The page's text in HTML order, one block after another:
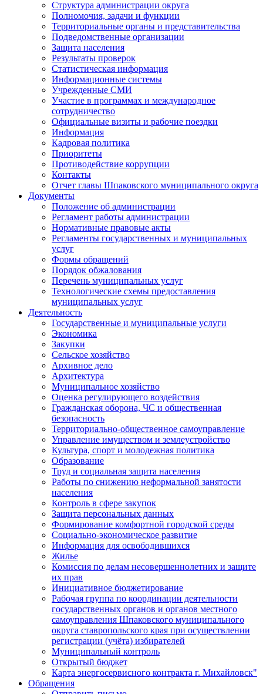
Структура администрации округа
Полномочия, задачи и функции
Территориальные органы и представительства
Подведомственные организации
Защита населения
Результаты проверок
Статистическая информация
Информационные системы
Учрежденные СМИ
Участие в программах и международное
сотрудничество
Официальные визиты и рабочие поездки
Информация
Кадровая политика
Приоритеты
Противодействие коррупции
Контакты
Отчет главы Шпаковского муниципального округа
Документы
Положение об администрации
Регламент работы администрации
Нормативные правовые акты
Регламенты государственных и муниципальных
услуг
Формы обращений
Порядок обжалования
Перечень муниципальных услуг
Технологические схемы предоставления
муниципальных услуг
Деятельность
Государственные и муниципальные услуги
Экономика
Закупки
Сельское хозяйство
Архивное дело
Архитектура
Муниципальное хозяйство
Оценка регулирующего воздействия
Гражданская оборона, ЧС и общественная
безопасность
Территориально-общественное самоуправление
Управление имуществом и землеустройство
Культура, спорт и молодежная политика
Образование
Труд и социальная защита населения
Работы по снижению неформальной занятости
населения
Контроль в сфере закупок
Защита персональных данных
Формирование комфортной городской среды
Социально-экономическое развитие
Информация для освободившихся
Жилье
Комиссия по делам несовершеннолетних и защите
их прав
Инициативное бюджетирование
Рабочая группа по координации деятельности
государственных органов и органов местного
самоуправления Шпаковского муниципального
округа ставропольского края при осуществлении
регистрации (учёта) избирателей
Муниципальный контроль
Открытый бюджет
Карта энергосервисного контракта г. Михайловск"
Обращения